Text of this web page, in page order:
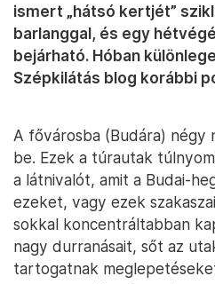
ismert „hátsó kertjét”
barlanggal, és egy
bejárható. Hóban
Szépkilátás blog korábbi
A fővárosba (Budára) négy
be. Ezek a túrautak
a látnivalót, amit a Budai-
ezeket, vagy ezek
sokkal koncentráltabban
nagy durranásait, sőt az
tartogatnak